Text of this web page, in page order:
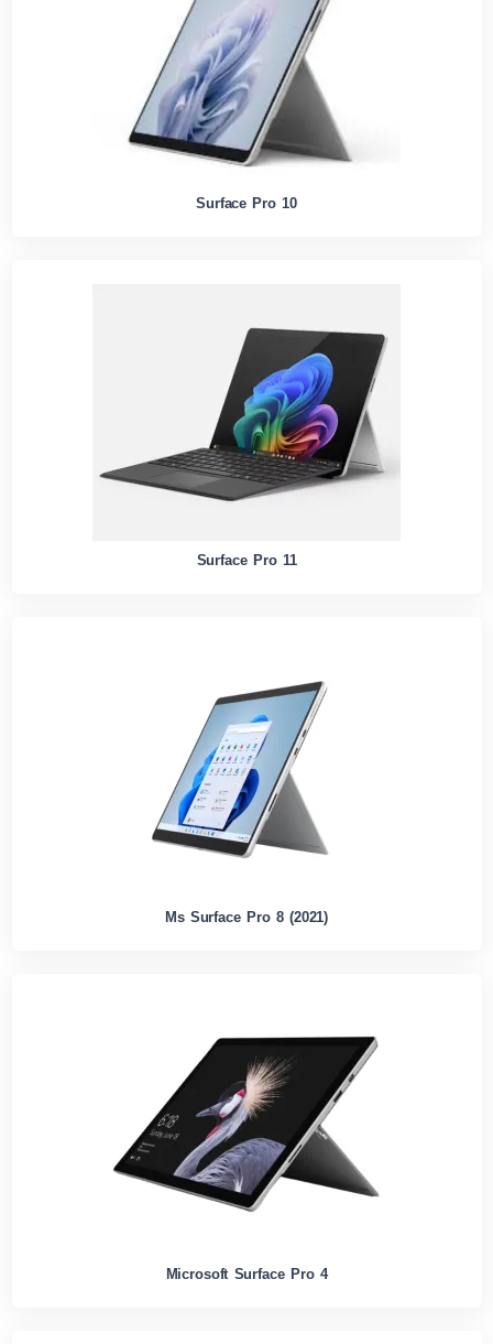
Surface Pro 10
Surface Pro 11
Ms Surface Pro 8 (2021)
Microsoft Surface Pro 4